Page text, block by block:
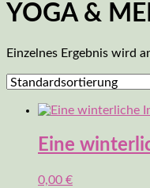
YOGA &
Einzelnes Ergebnis wird
Eine
0,00 €